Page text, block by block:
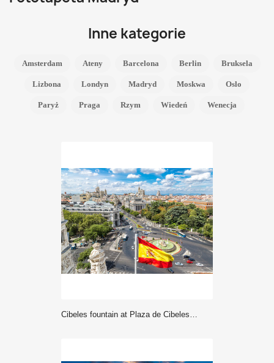
Inne kategorie
Amsterdam Ateny Barcelona Berlin Bruksela
Lizbona Londyn Madryd Moskwa Oslo
Paryż Praga Rzym Wiedeń Wenecja
Cibeles fountain at Plaza de Cibeles in Madrid